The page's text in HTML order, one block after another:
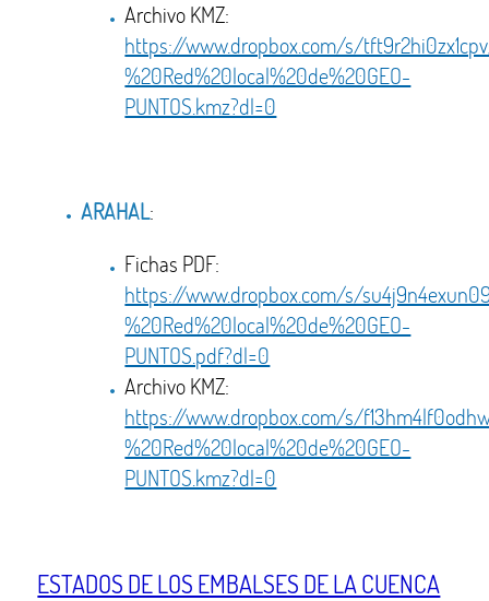
Archivo KMZ:
https://www.dropbox.com/s/
%20Red%20local%20de%20GEO-
PUNTOS.kmz?dl=0
ARAHAL:
Fichas PDF:
https://www.dropbox.com/s/
%20Red%20local%20de%20GEO-
PUNTOS.pdf?dl=0
Archivo KMZ:
https://www.dropbox.com/s/
%20Red%20local%20de%20GEO-
PUNTOS.kmz?dl=0
ESTADOS DE LOS EMBALSES DE LA CUENCA